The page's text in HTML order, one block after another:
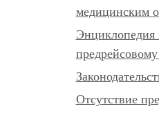
медицинским
Отсутствие